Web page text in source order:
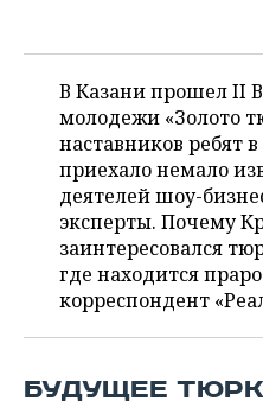
ОТКРЫТАЯ ЛЕКЦИЯ
БАСКЕТБОЛ
ВОЛЕЙБОЛ
КИБЕРСПОРТ
ФИГУРНОЕ КАТАНИЕ
ВОДНЫЕ ВИДЫ СПОРТА
ХОККЕЙ С МЯЧОМ
ИНФРАСТРУКТУРА
ИСТОРИЯ
КУЛЬТУРА
МЕДИЦИНА
ОБРАЗОВАНИЕ
ПРОИСШЕСТВИЯ
СПРАВОЧНИК
СПИСОК ПЕРСОН
СПИСОК КОМПАНИЙ
ПОЛНАЯ ВЕРСИЯ
В Казани прошел II
молодежи «Золото
наставников ребят
приехало немало
деятелей шоу-
эксперты. Почему
заинтересовался
где находится
корреспондент
БУДУЩЕЕ